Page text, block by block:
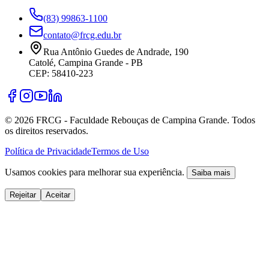
(83) 99863-1100
contato@frcg.edu.br
Rua Antônio Guedes de Andrade, 190
Catolé, Campina Grande - PB
CEP: 58410-223
© 2026 FRCG - Faculdade Rebouças de Campina Grande. Todos
os direitos reservados.
Política de PrivacidadeTermos de Uso
Usamos cookies para melhorar sua experiência. Saiba mais
Rejeitar Aceitar